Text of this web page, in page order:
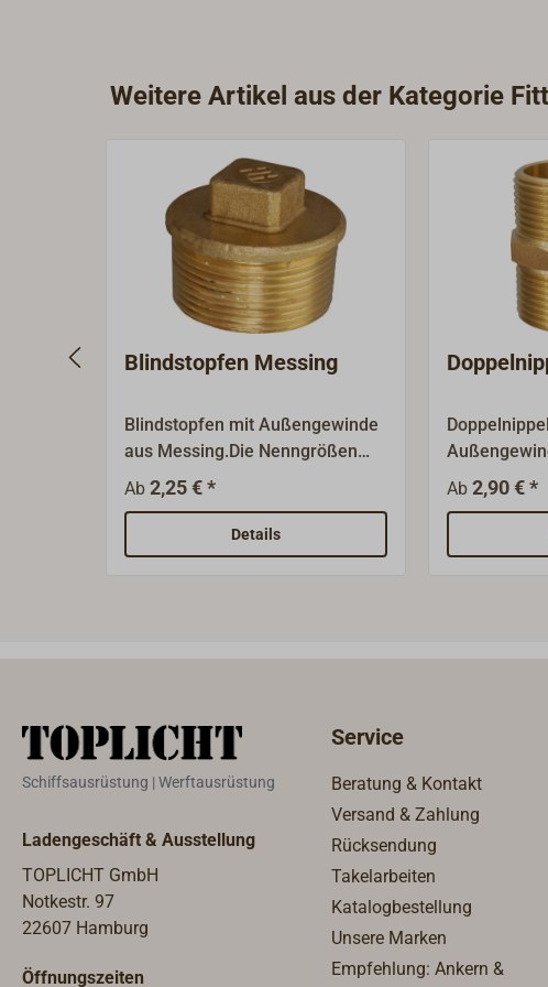
Weitere Artikel aus der Kategorie
Blindstopfen Messing
Blindstopfen mit Außengewinde
aus Messing.Die Nenngrößen
sind Gewindegrößen (BSP) und
bezeichnen nicht den
Gewindedurchmesser.
Ab 2,25 € *
Details
bezeichnen
Ab 2,90 € *
Schiffsausrüstung | Werftausrüstung
Ladengeschäft & Ausstellung
TOPLICHT GmbH
Notkestr. 97
22607 Hamburg
Öffnungszeiten
Service
Beratung & Kontakt
Versand & Zahlung
Rücksendung
Takelarbeiten
Katalogbestellung
Unsere Marken
Empfehlung: Ankern &